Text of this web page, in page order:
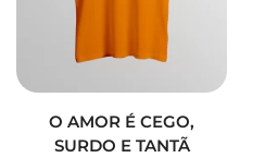
O AMOR É CEGO,
SURDO E TANTÃ